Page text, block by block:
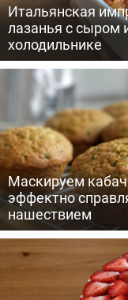
Итальянская
лазанья с сыром
холодильнике
Маскируем
эффектно
нашествием